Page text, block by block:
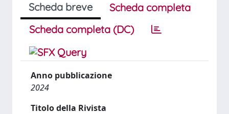
Scheda breve
Scheda completa
Scheda completa (DC)
Anno pubblicazione
2024
Titolo della Rivista